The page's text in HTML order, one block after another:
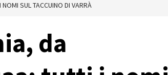
SUL TACCUINO DI VARRÀ
da